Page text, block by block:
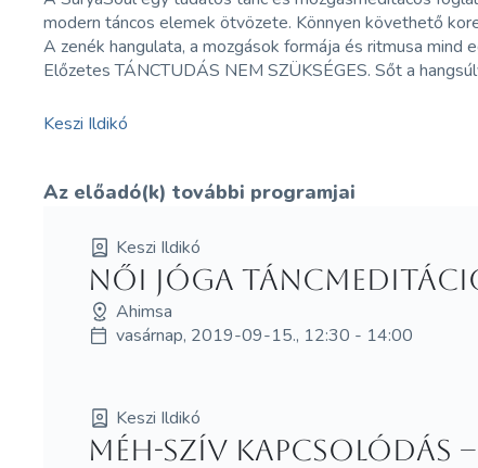
modern táncos elemek ötvözete. Könnyen követhető
A zenék hangulata, a mozgások formája és ritmusa
Előzetes TÁNCTUDÁS NEM SZÜKSÉGES. Sőt a
Keszi Ildikó
Az előadó(k) további programjai
Keszi Ildikó
Női Jóga
Ahimsa
vasárnap, 2019-09-15., 12:30 - 14:00
Keszi Ildikó
Méh-szív kapcsolódás